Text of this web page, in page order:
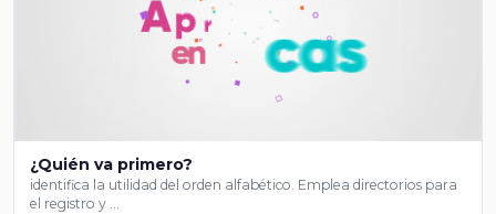
¿Quién va primero?
identifica la utilidad del orden alfabético. Emplea directorios para
el registro y …